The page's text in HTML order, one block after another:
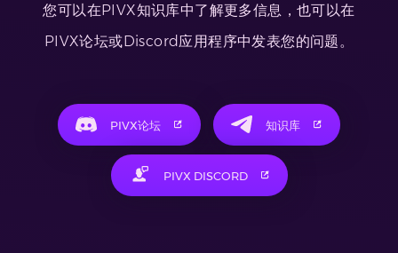
您可以在PIVX知识库中了解更多信息，也可以在
PIVX论坛或Discord应用程序中发表您的问题。
PIVX论坛 知识库
PIVX DISCORD